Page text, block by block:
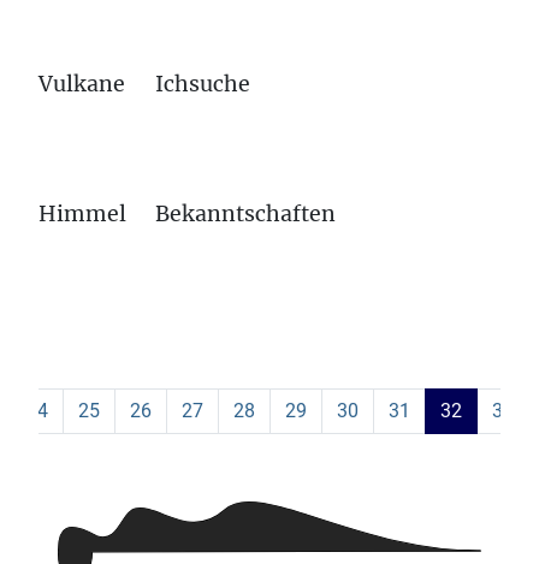
Vulkane
Himmel
Ichsuche
Bekanntschaften
24 25 26 27 28 29 30 31 32 33